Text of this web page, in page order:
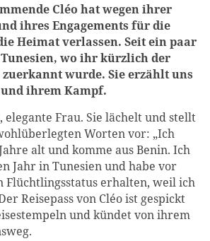
Cléo hat wegen ihrer
ihres Engagements für die
Heimat verlassen. Seit ein paar
wo ihr kürzlich der
wurde. Sie erzählt uns
ihrem Kampf.
elegante Frau. Sie lächelt und stellt
Worten vor: „Ich
alt und komme aus Benin. Ich
Jahr in Tunesien und habe vor
Flüchtlingsstatus erhalten, weil ich
Reisepass von Cléo ist gespickt
und kündet von ihrem